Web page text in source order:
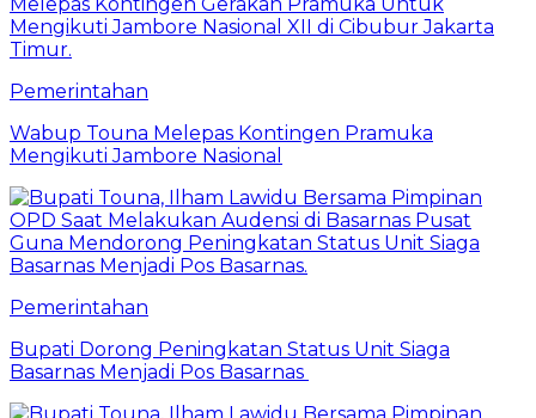
Pemerintahan
Wabup Touna Melepas Kontingen Pramuka
Mengikuti Jambore Nasional
Pemerintahan
Bupati Dorong Peningkatan Status Unit Siaga
Basarnas Menjadi Pos Basarnas